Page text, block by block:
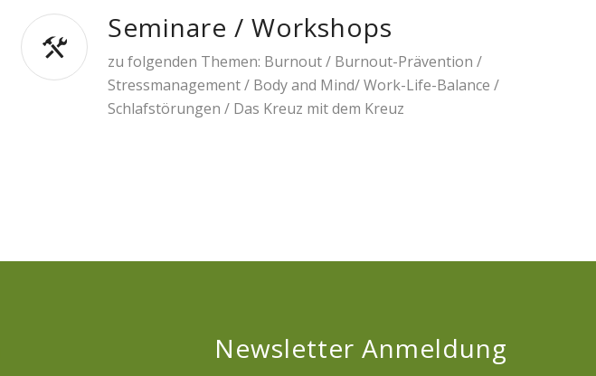
Seminare / Workshops
zu folgenden Themen: Burnout / Burnout-Prävention /
Stressmanagement / Body and Mind/ Work-Life-Balance /
Schlafstörungen / Das Kreuz mit dem Kreuz
Newsletter Anmeldung